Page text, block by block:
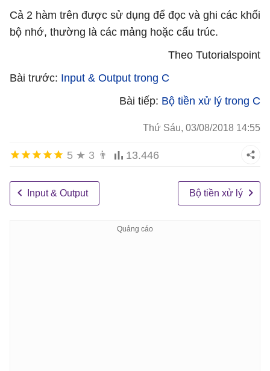
Cả 2 hàm trên được sử dụng để đọc và ghi các khối
bộ nhớ, thường là các mảng hoặc cấu trúc.
Theo Tutorialspoint
Bài trước: Input & Output trong C
Bài tiếp: Bộ tiền xử lý trong C
Thứ Sáu, 03/08/2018 14:55
5 ★ 3 👨 13.446
Input & Output Bộ tiền xử lý